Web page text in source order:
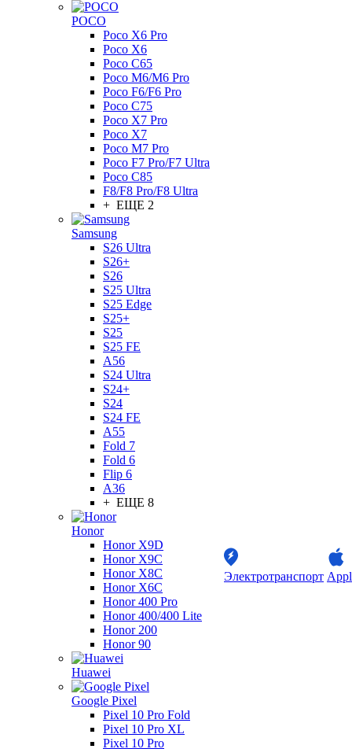
POCO
Poco X6 Pro
Poco X6
Poco C65
Poco M6/M6 Pro
Poco F6/F6 Pro
Poco C75
Poco X7 Pro
Poco X7
Poco M7 Pro
Poco F7 Pro/F7 Ultra
Poco C85
F8/F8 Pro/F8 Ultra
+ ЕЩЕ 2
Samsung
S26 Ultra
S26+
S26
S25 Ultra
S25 Edge
S25+
S25
S25 FE
A56
S24 Ultra
S24+
S24
S24 FE
A55
Fold 7
Fold 6
Flip 6
A36
+ ЕЩЕ 8
Honor
Honor X9D
Honor X9C
Honor X8C
Honor X6C
Honor 400 Pro
Honor 400/400 Lite
Honor 200
Honor 90
Huawei
Google Pixel
Pixel 10 Pro Fold
Pixel 10 Pro XL
Pixel 10 Pro
Электротранспорт